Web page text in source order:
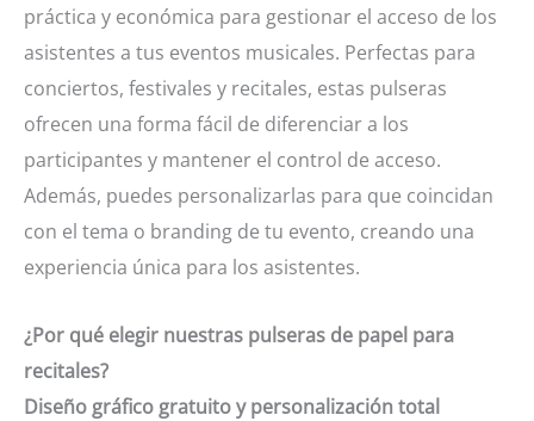
práctica y económica para gestionar el acceso de los
asistentes a tus eventos musicales. Perfectas para
conciertos, festivales y recitales, estas pulseras
ofrecen una forma fácil de diferenciar a los
participantes y mantener el control de acceso.
Además, puedes personalizarlas para que coincidan
con el tema o branding de tu evento, creando una
experiencia única para los asistentes.
¿Por qué elegir nuestras pulseras de papel para
recitales?
Diseño gráfico gratuito y personalización total